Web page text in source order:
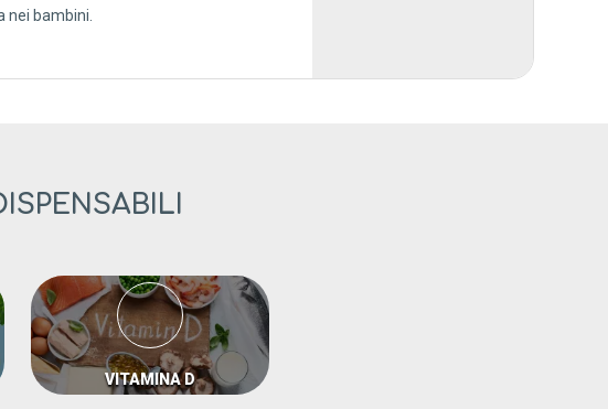
bambini.
VITAMINA D